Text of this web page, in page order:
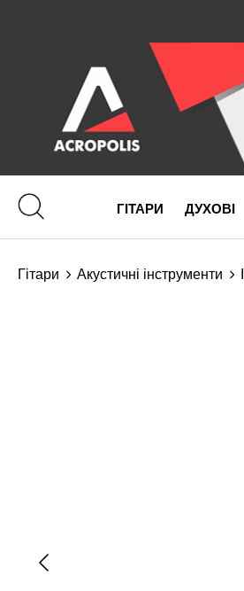
ГІТАРИ ДУХОВІ
Гітари Акустичні інструменти